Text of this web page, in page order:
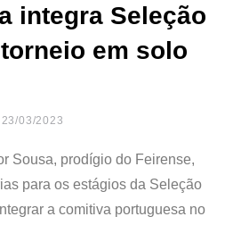
integra Seleção
em solo
23/03/2023
Sousa, prodígio do Feirense,
para os estágios da Seleção
a comitiva portuguesa no